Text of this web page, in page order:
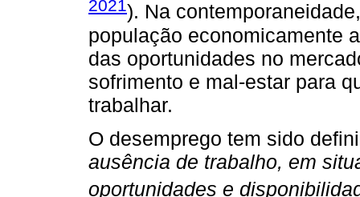
2021). Na
população economicamente
das oportunidades no
sofrimento e mal-estar para
trabalhar.
O desemprego tem sido
ausência de trabalho, em
oportunidades e